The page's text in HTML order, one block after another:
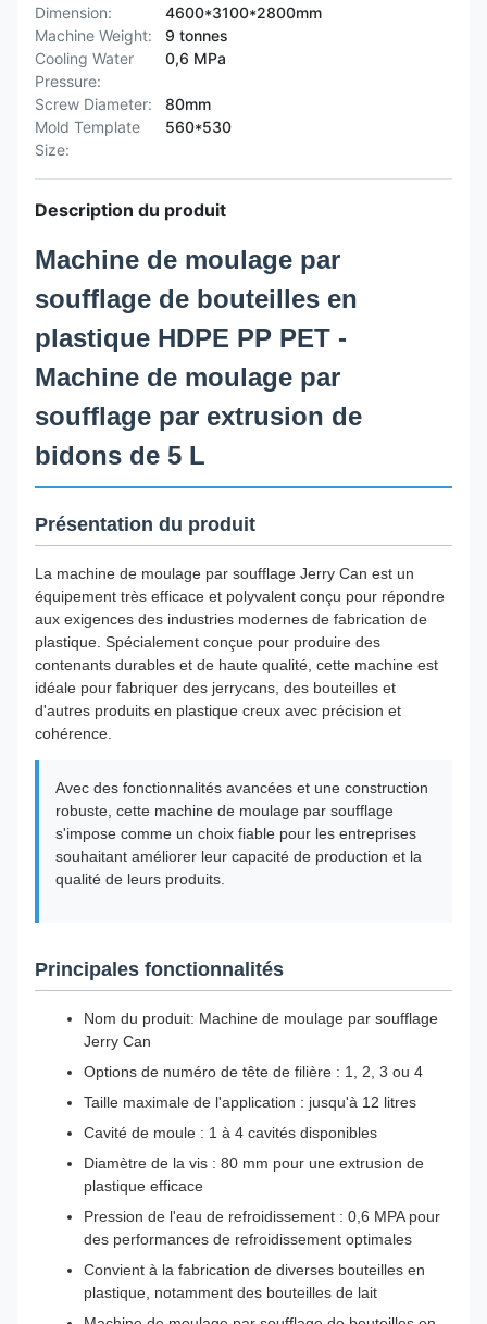
Dimension:
4600*3100*2800mm
Machine Weight:
9 tonnes
Cooling Water
Pressure:
0,6 MPa
Screw Diameter:
80mm
Mold Template
Size:
560*530
Description du produit
Machine de moulage par
soufflage de bouteilles en
plastique HDPE PP PET -
Machine de moulage par
soufflage par extrusion de
bidons de 5 L
Présentation du produit
La machine de moulage par soufflage Jerry Can est un
équipement très efficace et polyvalent conçu pour répondre
aux exigences des industries modernes de fabrication de
plastique. Spécialement conçue pour produire des
contenants durables et de haute qualité, cette machine est
idéale pour fabriquer des jerrycans, des bouteilles et
d'autres produits en plastique creux avec précision et
cohérence.
Avec des fonctionnalités avancées et une construction
robuste, cette machine de moulage par soufflage
s'impose comme un choix fiable pour les entreprises
souhaitant améliorer leur capacité de production et la
qualité de leurs produits.
Principales fonctionnalités
Nom du produit: Machine de moulage par soufflage
Jerry Can
Options de numéro de tête de filière : 1, 2, 3 ou 4
Taille maximale de l'application : jusqu'à 12 litres
Cavité de moule : 1 à 4 cavités disponibles
Diamètre de la vis : 80 mm pour une extrusion de
plastique efficace
Pression de l'eau de refroidissement : 0,6 MPA pour
des performances de refroidissement optimales
Convient à la fabrication de diverses bouteilles en
plastique, notamment des bouteilles de lait